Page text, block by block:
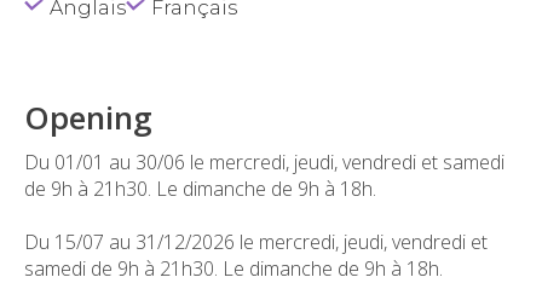
Anglais Français
Opening
Du 01/01 au 30/06 le mercredi, jeudi, vendredi et samedi
de 9h à 21h30. Le dimanche de 9h à 18h.
Du 15/07 au 31/12/2026 le mercredi, jeudi, vendredi et
samedi de 9h à 21h30. Le dimanche de 9h à 18h.